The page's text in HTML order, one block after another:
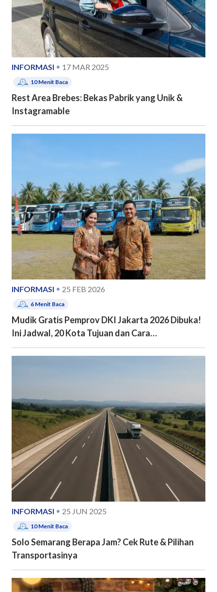
INFORMASI 17 MAR 2025
10Menit Baca
Rest Area Brebes: Bekas Pabrik yang Unik &
Instagramable
INFORMASI 25 FEB 2026
6 Menit Baca
Mudik Gratis Pemprov DKI Jakarta 2026 Dibuka!
Ini Jadwal, 20 Kota Tujuan dan Cara
Pendaftarannya
INFORMASI 25 JUN 2025
10Menit Baca
Solo Semarang Berapa Jam? Cek Rute & Pilihan
Transportasinya